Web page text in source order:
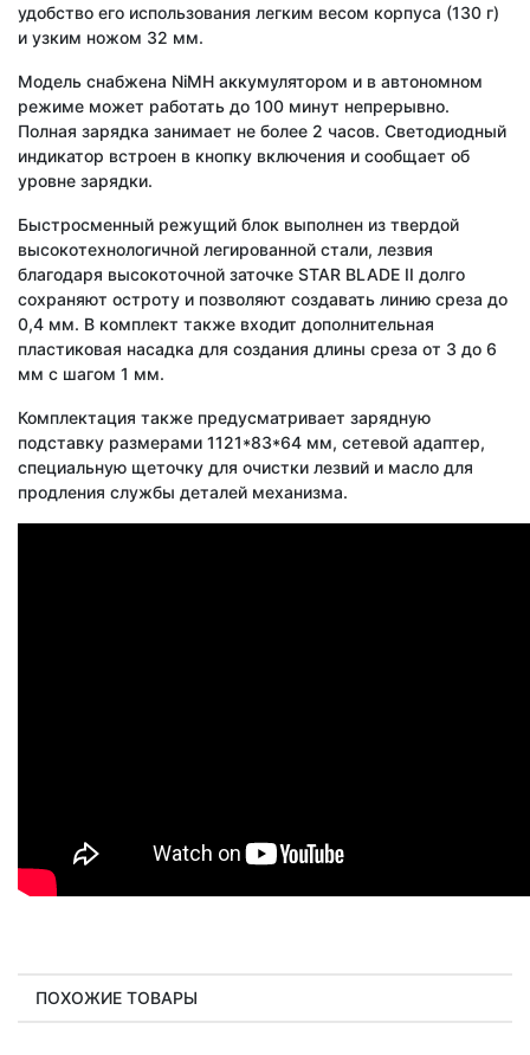
удобство его использования легким весом корпуса (130 г)
и узким ножом 32 мм.
Модель снабжена NiMH аккумулятором и в автономном
режиме может работать до 100 минут непрерывно.
Полная зарядка занимает не более 2 часов. Светодиодный
индикатор встроен в кнопку включения и сообщает об
уровне зарядки.
Быстросменный режущий блок выполнен из твердой
высокотехнологичной легированной стали, лезвия
благодаря высокоточной заточке STAR BLADE II долго
сохраняют остроту и позволяют создавать линию среза до
0,4 мм. В комплект также входит дополнительная
пластиковая насадка для создания длины среза от 3 до 6
мм с шагом 1 мм.
Комплектация также предусматривает зарядную
подставку размерами 1121*83*64 мм, сетевой адаптер,
специальную щеточку для очистки лезвий и масло для
продления службы деталей механизма.
ПОХОЖИЕ ТОВАРЫ